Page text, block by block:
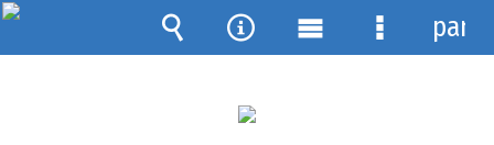
Wyszukiwarka
Narzędzia
Menu Menu
panel